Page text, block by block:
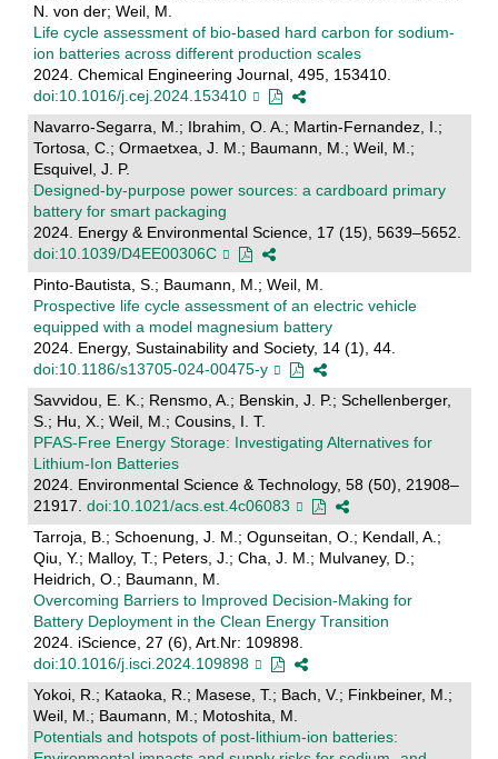
N. von der; Weil, M.
Life cycle assessment of bio-based hard carbon for sodium-
ion batteries across different production scales
2024. Chemical Engineering Journal, 495, 153410.
doi:10.1016/j.cej.2024.153410
Navarro-Segarra, M.; Ibrahim, O. A.; Martin-Fernandez, I.;
Tortosa, C.; Ormaetxea, J. M.; Baumann, M.; Weil, M.;
Esquivel, J. P.
Designed-by-purpose power sources: a cardboard primary
battery for smart packaging
2024. Energy & Environmental Science, 17 (15), 5639–5652.
doi:10.1039/D4EE00306C
Pinto-Bautista, S.; Baumann, M.; Weil, M.
Prospective life cycle assessment of an electric vehicle
equipped with a model magnesium battery
2024. Energy, Sustainability and Society, 14 (1), 44.
doi:10.1186/s13705-024-00475-y
Savvidou, E. K.; Rensmo, A.; Benskin, J. P.; Schellenberger,
S.; Hu, X.; Weil, M.; Cousins, I. T.
PFAS-Free Energy Storage: Investigating Alternatives for
Lithium-Ion Batteries
2024. Environmental Science & Technology, 58 (50), 21908–
21917. doi:10.1021/acs.est.4c06083
Tarroja, B.; Schoenung, J. M.; Ogunseitan, O.; Kendall, A.;
Qiu, Y.; Malloy, T.; Peters, J.; Cha, J. M.; Mulvaney, D.;
Heidrich, O.; Baumann, M.
Overcoming Barriers to Improved Decision-Making for
Battery Deployment in the Clean Energy Transition
2024. iScience, 27 (6), Art.Nr: 109898.
doi:10.1016/j.isci.2024.109898
Yokoi, R.; Kataoka, R.; Masese, T.; Bach, V.; Finkbeiner, M.;
Weil, M.; Baumann, M.; Motoshita, M.
Potentials and hotspots of post-lithium-ion batteries: